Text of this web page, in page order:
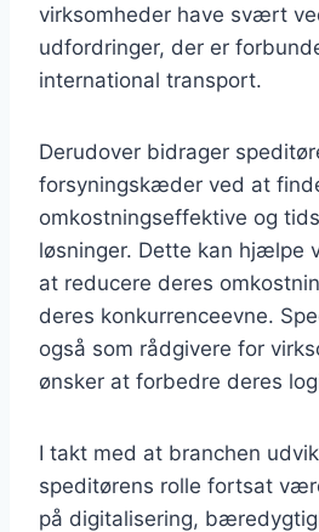
virksomheder have svært
udfordringer, der er
international transport.
Derudover bidrager
forsyningskæder ved at
omkostningseffektive og
løsninger. Dette kan hjælpe
at reducere deres
deres konkurrenceevne.
også som rådgivere for
ønsker at forbedre deres
I takt med at branchen
speditørens rolle fortsat
på digitalisering,